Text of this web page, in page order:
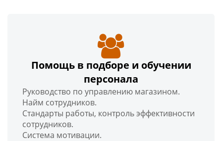
Помощь в подборе и обучении
персонала
Руководство по управлению магазином.
Найм сотрудников.
Стандарты работы, контроль эффективности
сотрудников.
Система мотивации.